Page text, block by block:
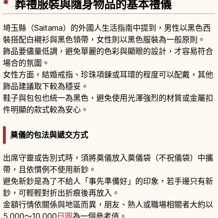
葬禮服裝與隨身物品的基本禮儀
埼玉縣（Saitama）的外國人生活指南中提到，男性以黑色西
裝搭配白襯衫與黑色領帶，女性則以黑色服裝為一般原則。
飾品要儘量低調，避免華麗的色彩與顯眼的設計，才容易符合
場合的氛圍。
女性方面，結婚戒指、珍珠項鍊或耳環的程度可以配戴，其他
飾品建議取下較為穩妥。
鞋子與包包也統一為黑色，避免使用光澤強烈的材質或金屬扣
件明顯的款式較為安心。
奠儀的包法與遞交方式
出席守靈或告別式時，須將奠儀放入奠儀袋（不祝儀袋）中攜
帶，且依慣例不使用新鈔。
避免新鈔是為了不給人「事先準備好」的印象，若手邊只有新
鈔，可輕輕對折出折痕後再放入。
金額行情依關係與地區而異，朋友、熟人或職場相關者大約以